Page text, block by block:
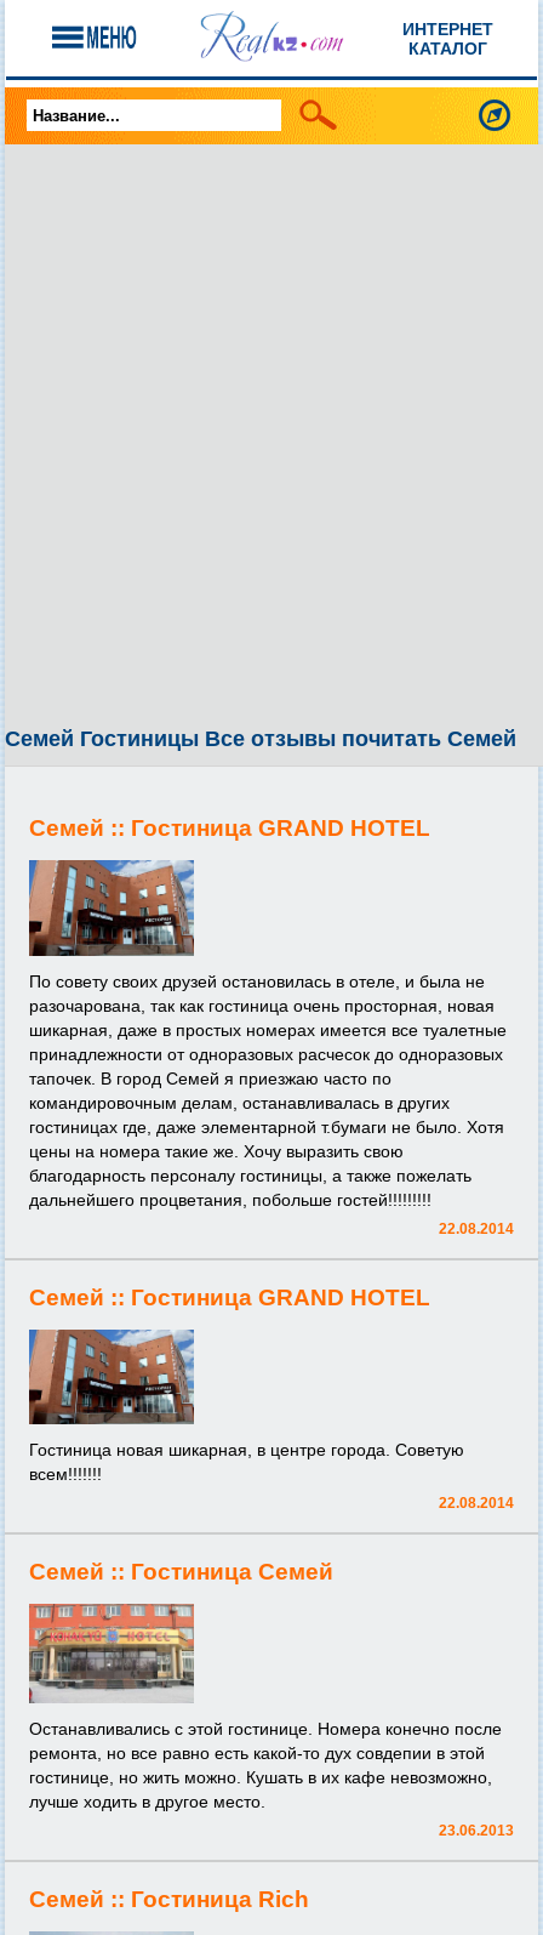
ИНТЕРНЕТ
КАТАЛОГ
Семей Гостиницы Все отзывы почитать Семей
Семей :: Гостиница GRAND HOTEL
По совету своих друзей остановилась в отеле, и была не
разочарована, так как гостиница очень просторная, новая
шикарная, даже в простых номерах имеется все туалетные
принадлежности от одноразовых расчесок до одноразовых
тапочек. В город Семей я приезжаю часто по
командировочным делам, останавливалась в других
гостиницах где, даже элементарной т.бумаги не было. Хотя
цены на номера такие же. Хочу выразить свою
благодарность персоналу гостиницы, а также пожелать
дальнейшего процветания, побольше гостей!!!!!!!!!
22.08.2014
Семей :: Гостиница GRAND HOTEL
Гостиница новая шикарная, в центре города. Советую
всем!!!!!!!
22.08.2014
Семей :: Гостиница Семей
Останавливались с этой гостинице. Номера конечно после
ремонта, но все равно есть какой-то дух совдепии в этой
гостинице, но жить можно. Кушать в их кафе невозможно,
лучше ходить в другое место.
23.06.2013
Семей :: Гостиница Rich